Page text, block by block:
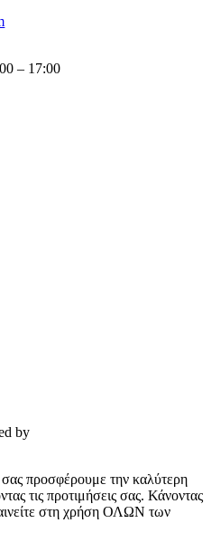
– 17:00
by
προσφέρουμε την καλύτερη
τις προτιμήσεις σας. Κάνοντας
στη χρήση ΟΛΩΝ των